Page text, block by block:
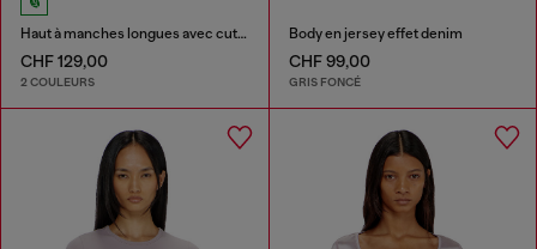
Haut à manches longues avec cut-out Oval D
CHF 129,00
2 COULEURS
Body en jersey effet denim
CHF 99,00
GRIS FONCÉ